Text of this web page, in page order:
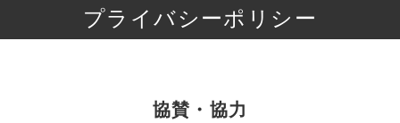
プライバシーポリシー
協賛・協力